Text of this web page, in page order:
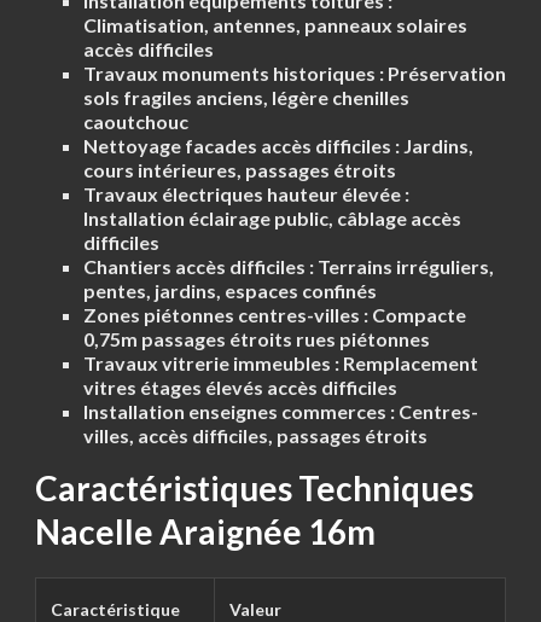
Climatisation, antennes, panneaux solaires
accès difficiles
Travaux monuments historiques : Préservation
sols fragiles anciens, légère chenilles
caoutchouc
Nettoyage facades accès difficiles : Jardins,
cours intérieures, passages étroits
Travaux électriques hauteur élevée :
Installation éclairage public, câblage accès
difficiles
Chantiers accès difficiles : Terrains irréguliers,
pentes, jardins, espaces confinés
Zones piétonnes centres-villes : Compacte
0,75m passages étroits rues piétonnes
Travaux vitrerie immeubles : Remplacement
vitres étages élevés accès difficiles
Installation enseignes commerces : Centres-
villes, accès difficiles, passages étroits
Caractéristiques Techniques
Nacelle Araignée 16m
Caractéristique Valeur